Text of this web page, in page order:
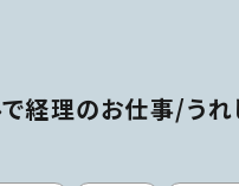
経理のお仕事/う